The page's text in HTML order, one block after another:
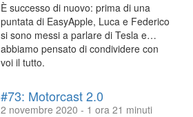
È successo di nuovo: prima di una
puntata di EasyApple, Luca e Federico
si sono messi a parlare di Tesla e…
abbiamo pensato di condividere con
voi il tutto.
#73: Motorcast 2.0
2 novembre 2020 - 1 ora 21 minuti